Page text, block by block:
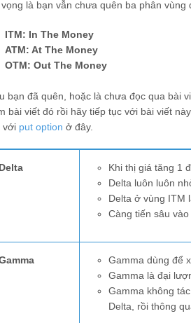
vọng là bạn vẫn chưa quên ba phân
ITM: In The Money
ATM: At The Money
OTM: Out The Money
bạn đã quên, hoặc là chưa đọc qua bài
bài viết đó rồi hãy tiếp tục với bài viết
với put option ở đây.
Delta
Khi thị giá tăng 1
Delta luôn luôn
Delta ở vùng ITM
Càng tiến sâu
Gamma dùng để
Gamma là đại
Gamma không
Delta, rồi thông